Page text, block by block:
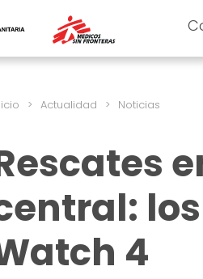
> Actualidad > Noticias
4